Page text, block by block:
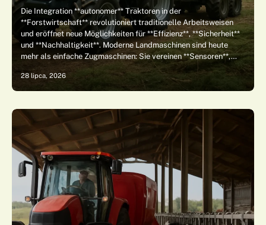
Die Integration **autonomer** Traktoren in der
**Forstwirtschaft** revolutioniert traditionelle Arbeitsweisen
und eröffnet neue Möglichkeiten für **Effizienz**, **Sicherheit**
und **Nachhaltigkeit**. Moderne Landmaschinen sind heute
mehr als einfache Zugmaschinen: Sie vereinen **Sensoren**,…
28 lipca, 2026